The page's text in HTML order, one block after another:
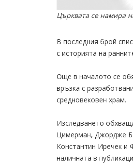
Църквата се намира
В последния брой
с историята на
Още в началото се
връзка с
средновековен храм.
Изследването
Цимерман, Джордже
Константин Иречек и
наличната в